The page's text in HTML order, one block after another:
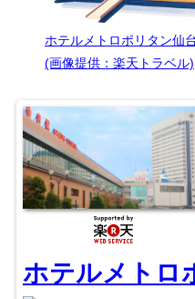
ホテルメトロポリタン仙
(画像提供：楽天トラベル)
ホテルメトロ